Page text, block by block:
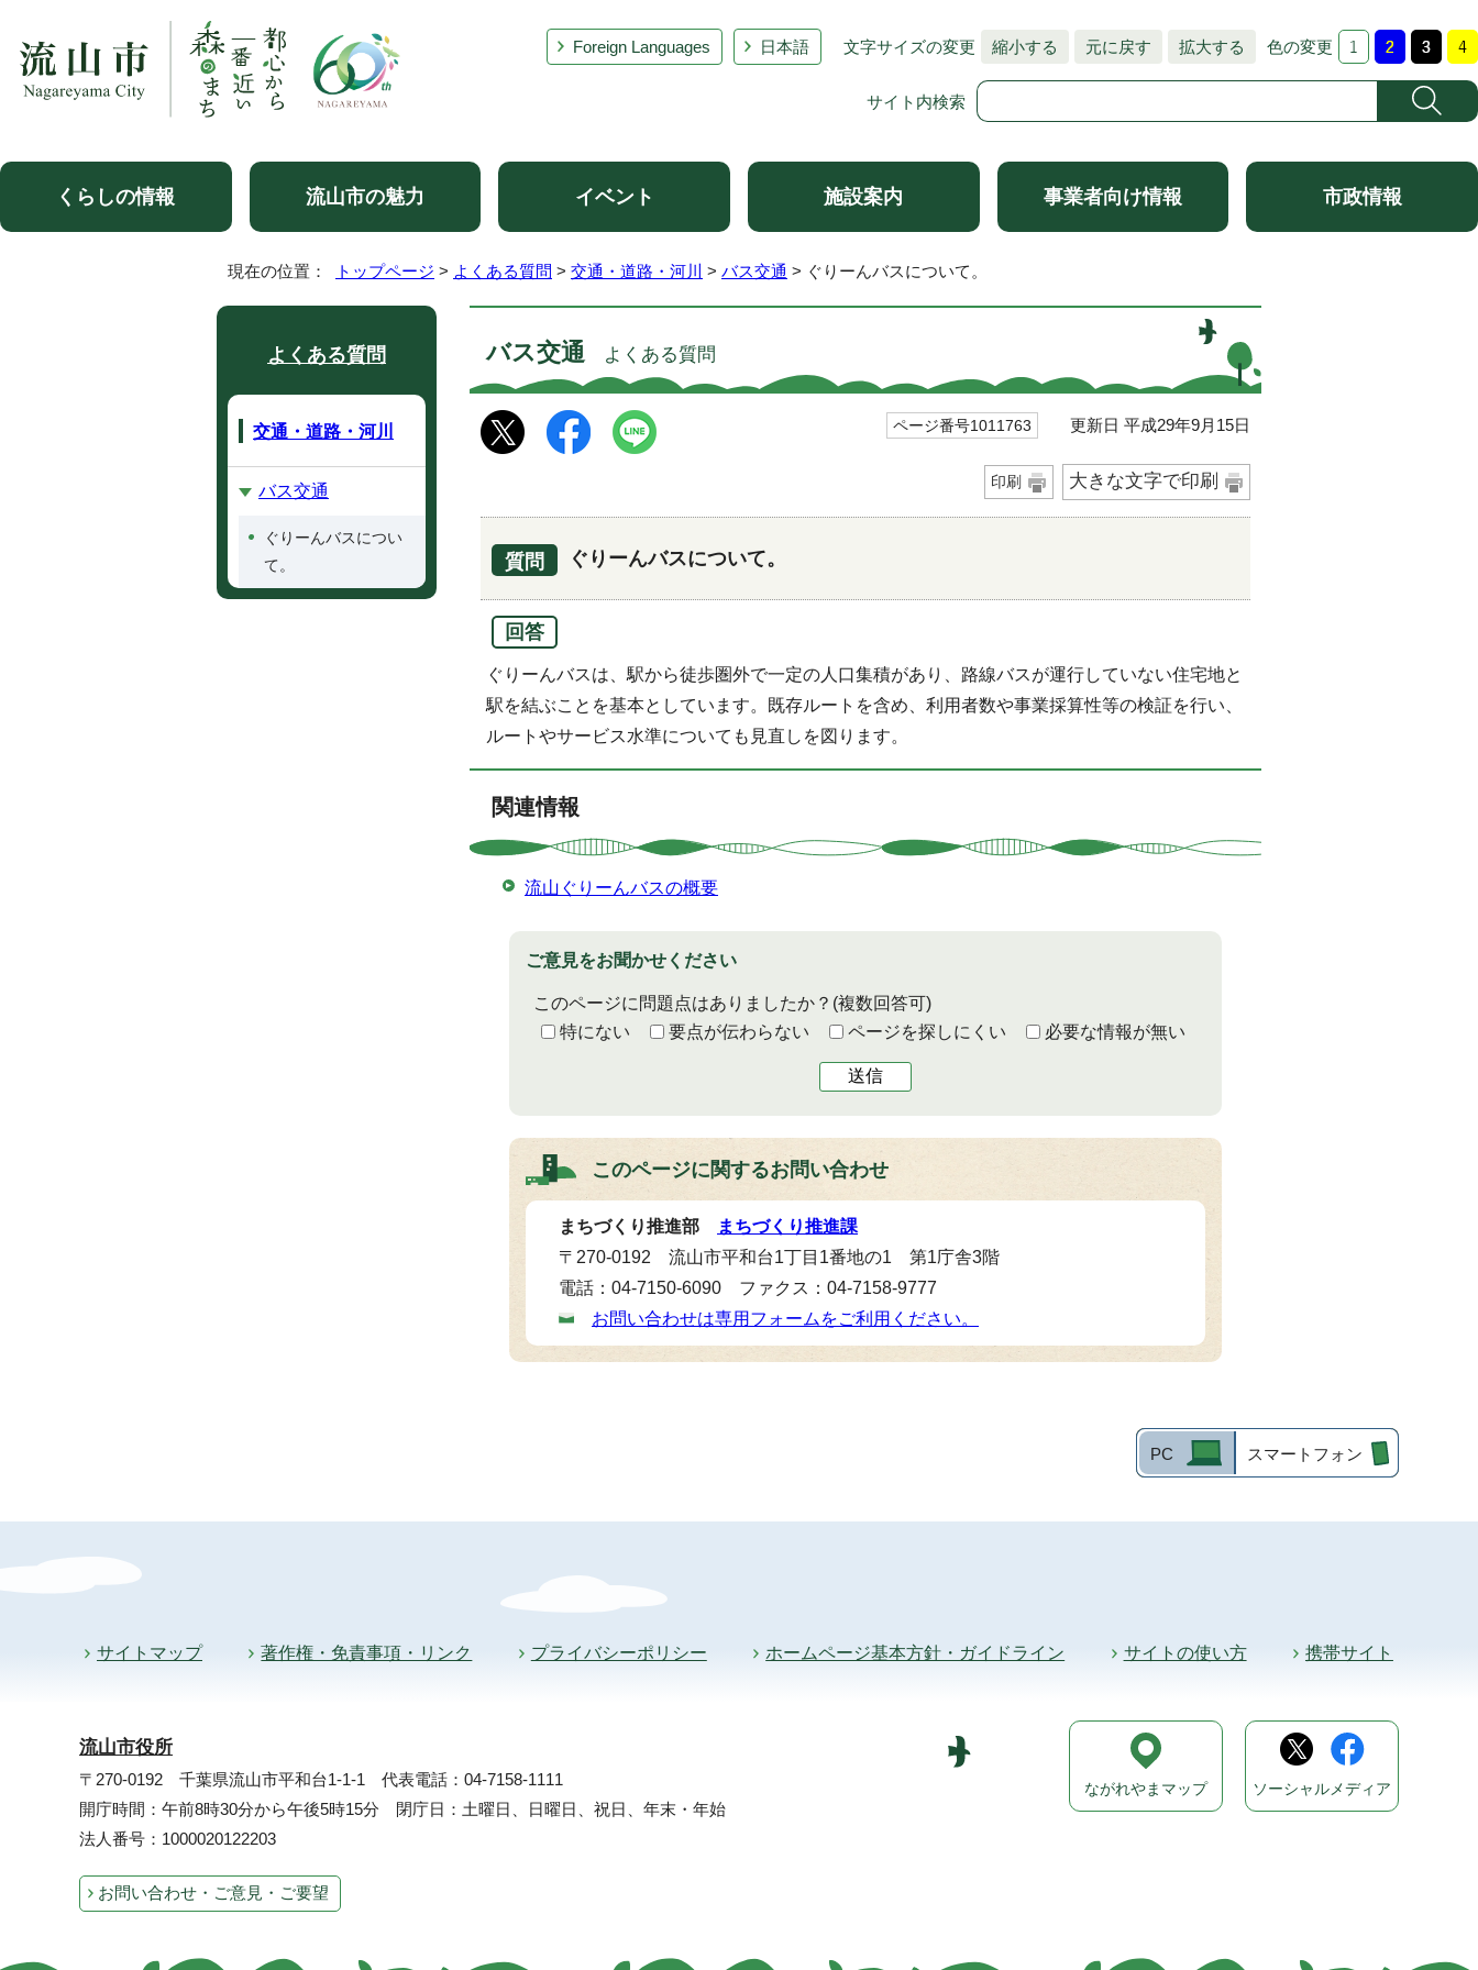
Foreign Languages 日本語 文字サイズの変更 縮小する 元に戻す 拡大する 色の変更
サイト内検索
くらしの情報 流山市の魅力 イベント 施設案内 事業者向け情報 市政情報
現在の位置： トップページ > よくある質問 > 交通・道路・河川 > バス交通 > ぐりーんバスについて。
バス交通よくある質問
ページ番号1011763 更新日 平成29年9月15日
印刷 大きな文字で印刷
質問 ぐりーんバスについて。
回答
ぐりーんバスは、駅から徒歩圏外で一定の人口集積があり、路線バスが運行していない住宅地と
駅を結ぶことを基本としています。既存ルートを含め、利用者数や事業採算性等の検証を行い、
ルートやサービス水準についても見直しを図ります。
関連情報
流山ぐりーんバスの概要
ご意見をお聞かせください
このページに問題点はありましたか？ (複数回答可)
特にない
要点が伝わらない ページを探しにくい 必要な情報が無い
送信
このページに関するお問い合わせ
まちづくり推進部
まちづくり推進課
〒270-0192 流山市平和台1丁目1番地の1 第1庁舎3階
電話：04-7150-6090 ファクス：04-7158-9777
お問い合わせは専用フォームをご利用ください。
よくある質問
交通・道路・河川
バス交通
ぐりーんバスについ
て。
PC スマートフォン
サイトマップ 著作権・免責事項・リンク プライバシーポリシー ホームページ基本方針・ガイドライン サイトの使い方 携帯サイト
流山市役所
〒270-0192 千葉県流山市平和台1-1-1 代表電話：04-7158-1111
開庁時間：午前8時30分から午後5時15分 閉庁日：土曜日、日曜日、祝日、年末・年始
法人番号：1000020122203
お問い合わせ・ご意見・ご要望
ながれやまマップ ソーシャルメディア